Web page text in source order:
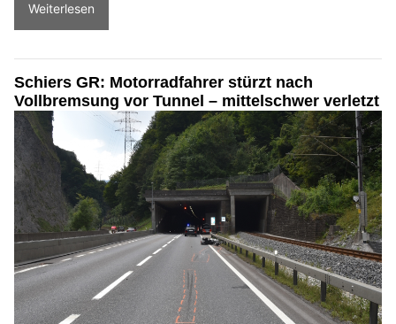
Weiterlesen
Schiers GR: Motorradfahrer stürzt nach
Vollbremsung vor Tunnel – mittelschwer verletzt